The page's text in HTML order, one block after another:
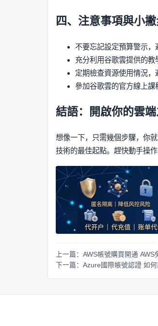
四、注意事項與小
不要忘記設定預算警示，
充分利用谷歌雲提供的教
定期檢查資源使用情況，
參加谷歌雲的官方線上課
結語：開啟你的雲端
想像一下，只需幾個步驟，你
技術的最佳起點。趕快動手操
上一篇：AWS帳號購買開通
下一篇：Azure國際帳號認證 如